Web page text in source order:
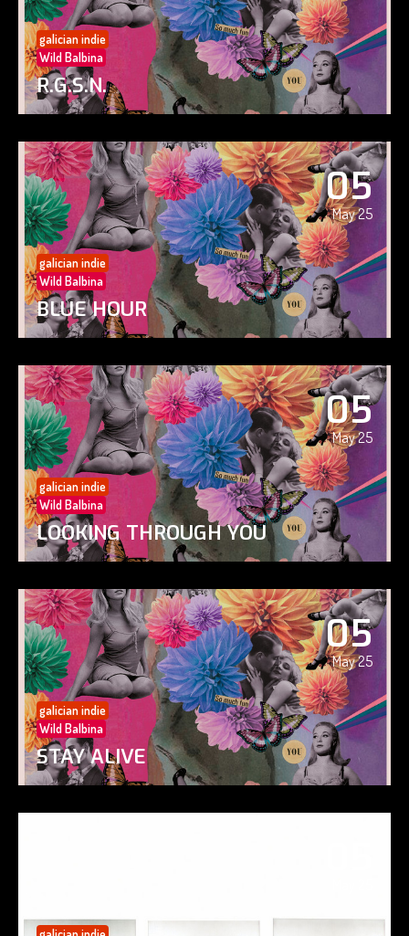
galician indie
Wild Balbina
R.G.S.N.
05
May 25
galician indie
Wild Balbina
BLUE HOUR
05
May 25
galician indie
Wild Balbina
LOOKING THROUGH YOU
05
May 25
galician indie
Wild Balbina
STAY ALIVE